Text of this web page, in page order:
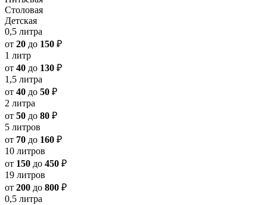
Столовая
Детская
0,5 литра
от 20 до 150 ₽
1 литр
от 40 до 130 ₽
1,5 литра
от 40 до 50 ₽
2 литра
от 50 до 80 ₽
5 литров
от 70 до 160 ₽
10 литров
от 150 до 450 ₽
19 литров
от 200 до 800 ₽
0,5 литра